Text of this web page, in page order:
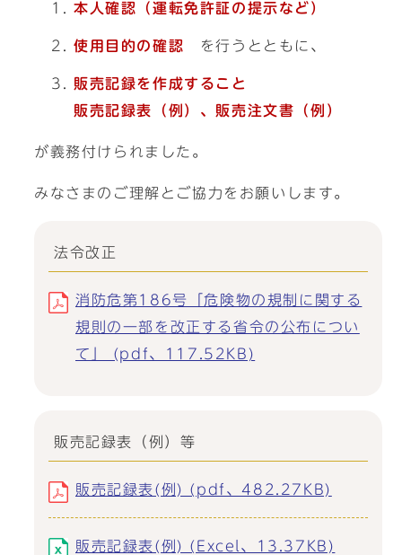
本人確認（運転免許証の提示など）
使用目的の確認 を行うとともに、
販売記録を作成すること
販売記録表（例）、販売注文書（例）
が義務付けられました。
みなさまのご理解とご協力をお願いします。
法令改正
消防危第186号「危険物の規制に関する
規則の一部を改正する省令の公布につい
て」 (pdf、117.52KB)
販売記録表（例）等
販売記録表(例) (pdf、482.27KB)
販売記録表(例) (Excel、13.37KB)